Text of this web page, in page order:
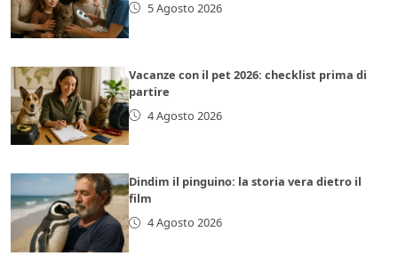
5 Agosto 2026
Vacanze con il pet 2026: checklist prima di
partire
4 Agosto 2026
Dindim il pinguino: la storia vera dietro il
film
4 Agosto 2026